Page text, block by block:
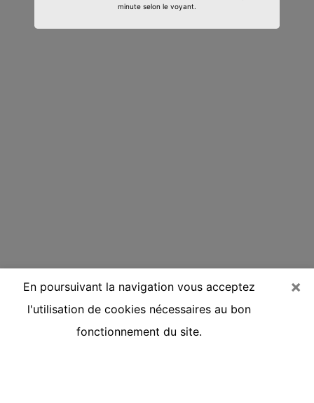
minute selon le voyant.
×
En poursuivant la navigation vous acceptez
l'utilisation de cookies nécessaires au bon
fonctionnement du site.